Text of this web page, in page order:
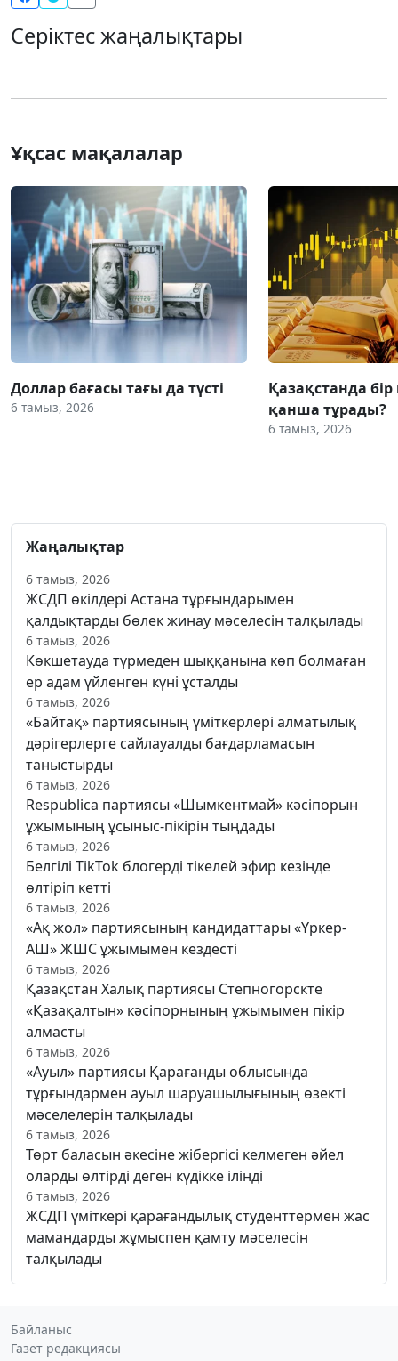
Серіктес жаңалықтары
Ұқсас мақалалар
Доллар бағасы тағы да түсті
6 тамыз, 2026
Қазақстанда
қанша тұрады?
6 тамыз, 2026
Жаңалықтар
6 тамыз, 2026
ЖСДП өкілдері Астана тұрғындарымен
қалдықтарды бөлек жинау мәселесін талқылады
6 тамыз, 2026
Көкшетауда түрмеден шыққанына көп болмаған
ер адам үйленген күні ұсталды
6 тамыз, 2026
«Байтақ» партиясының үміткерлері алматылық
дәрігерлерге сайлауалды бағдарламасын
таныстырды
6 тамыз, 2026
Respublica партиясы «Шымкентмай» кәсіпорын
ұжымының ұсыныс-пікірін тыңдады
6 тамыз, 2026
Белгілі TikTok блогерді тікелей эфир кезінде
өлтіріп кетті
6 тамыз, 2026
«Ақ жол» партиясының кандидаттары «Үркер-
АШ» ЖШС ұжымымен кездесті
6 тамыз, 2026
Қазақстан Халық партиясы Степногорскте
«Қазақалтын» кәсіпорнының ұжымымен пікір
алмасты
6 тамыз, 2026
«Ауыл» партиясы Қарағанды облысында
тұрғындармен ауыл шаруашылығының өзекті
мәселелерін талқылады
6 тамыз, 2026
Төрт баласын әкесіне жібергісі келмеген әйел
оларды өлтірді деген күдікке ілінді
6 тамыз, 2026
ЖСДП үміткері қарағандылық студенттермен жас
мамандарды жұмыспен қамту мәселесін
талқылады
Байланыс
Газет редакциясы